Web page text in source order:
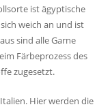
ist ägyptische
weich an und ist
sind alle Garne
Färbeprozess des
zugesetzt.
Hier werden die